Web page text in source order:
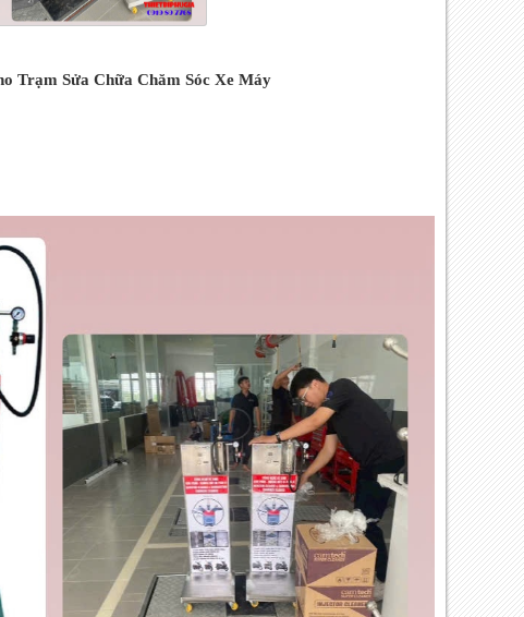
Trạm Sửa Chữa Chăm Sóc Xe Máy